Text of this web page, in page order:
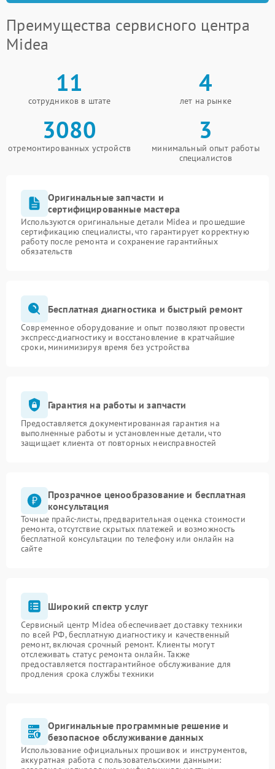
Преимущества сервисного центра
Midea
11
сотрудников в штате
4
лет на рынке
3080
отремонтированных устройств
3
минимальный опыт работы
специалистов
Оригинальные запчасти и
сертифицированные мастера
Используются оригинальные детали Midea и прошедшие
сертификацию специалисты, что гарантирует корректную
работу после ремонта и сохранение гарантийных
обязательств
Бесплатная диагностика и быстрый ремонт
Современное оборудование и опыт позволяют провести
экспресс-диагностику и восстановление в кратчайшие
сроки, минимизируя время без устройства
Гарантия на работы и запчасти
Предоставляется документированная гарантия на
выполненные работы и установленные детали, что
защищает клиента от повторных неисправностей
Прозрачное ценообразование и бесплатная
консультация
Точные прайс-листы, предварительная оценка стоимости
ремонта, отсутствие скрытых платежей и возможность
бесплатной консультации по телефону или онлайн на
сайте
Широкий спектр услуг
Сервисный центр Midea обеспечивает доставку техники
по всей РФ, бесплатную диагностику и качественный
ремонт, включая срочный ремонт. Клиенты могут
отслеживать статус ремонта онлайн. Также
предоставляется постгарантийное обслуживание для
продления срока службы техники
Оригинальные программные решение и
безопасное обслуживание данных
Использование официальных прошивок и инструментов,
аккуратная работа с пользовательскими данными: